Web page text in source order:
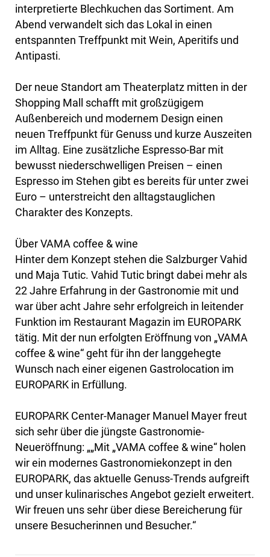
interpretierte Blechkuchen das Sortiment. Am
Abend verwandelt sich das Lokal in einen
entspannten Treffpunkt mit Wein, Aperitifs und
Antipasti.
Der neue Standort am Theaterplatz mitten in der
Shopping Mall schafft mit großzügigem
Außenbereich und modernem Design einen
neuen Treffpunkt für Genuss und kurze Auszeiten
im Alltag. Eine zusätzliche Espresso-Bar mit
bewusst niederschwelligen Preisen – einen
Espresso im Stehen gibt es bereits für unter zwei
Euro – unterstreicht den alltagstauglichen
Charakter des Konzepts.
Über VAMA coffee & wine
Hinter dem Konzept stehen die Salzburger Vahid
und Maja Tutic. Vahid Tutic bringt dabei mehr als
22 Jahre Erfahrung in der Gastronomie mit und
war über acht Jahre sehr erfolgreich in leitender
Funktion im Restaurant Magazin im EUROPARK
tätig. Mit der nun erfolgten Eröffnung von „VAMA
coffee & wine“ geht für ihn der langgehegte
Wunsch nach einer eigenen Gastrolocation im
EUROPARK in Erfüllung.
EUROPARK Center-Manager Manuel Mayer freut
sich sehr über die jüngste Gastronomie-
Neueröffnung: „„Mit „VAMA coffee & wine“ holen
wir ein modernes Gastronomiekonzept in den
EUROPARK, das aktuelle Genuss-Trends aufgreift
und unser kulinarisches Angebot gezielt erweitert.
Wir freuen uns sehr über diese Bereicherung für
unsere Besucherinnen und Besucher.“